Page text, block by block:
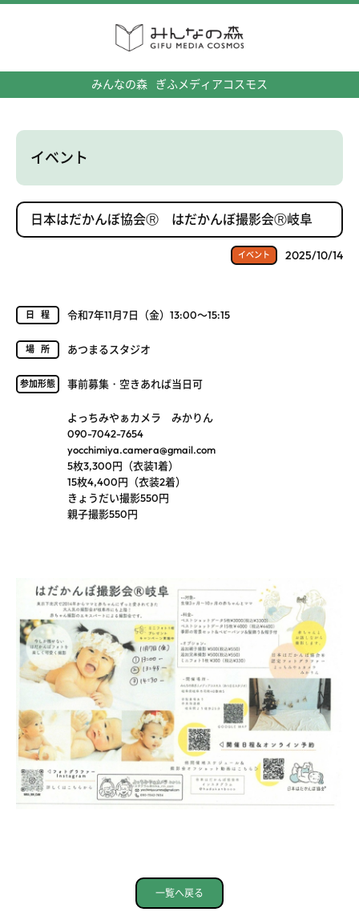
みんなの森 ぎふメディアコスモス
イベント
日本はだかんぼ協会Ⓡ はだかんぼ撮影会Ⓡ岐阜
イベント 2025/10/14
日程 令和7年11月7日（金）13:00～15:15
場所 あつまるスタジオ
参加形態 事前募集・空きあれば当日可
よっちみやぁカメラ みかりん
090-7042-7654
yocchimiya.camera@gmail.com
5枚3,300円（衣装1着）
15枚4,400円（衣装2着）
きょうだい撮影550円
親子撮影550円
一覧へ戻る